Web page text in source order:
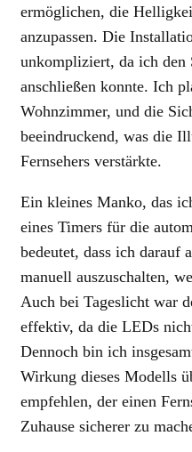
ermöglichen, die
anzupassen. Die
unkompliziert, da ich den
anschließen konnte. Ich
Wohnzimmer, und die
beeindruckend, was die
Fernsehers verstärkte.
Ein kleines Manko, das
eines Timers für die
bedeutet, dass ich darauf
manuell auszuschalten,
Auch bei Tageslicht war
effektiv, da die LEDs
Dennoch bin ich
Wirkung dieses Modells
empfehlen, der einen
Zuhause sicherer zu